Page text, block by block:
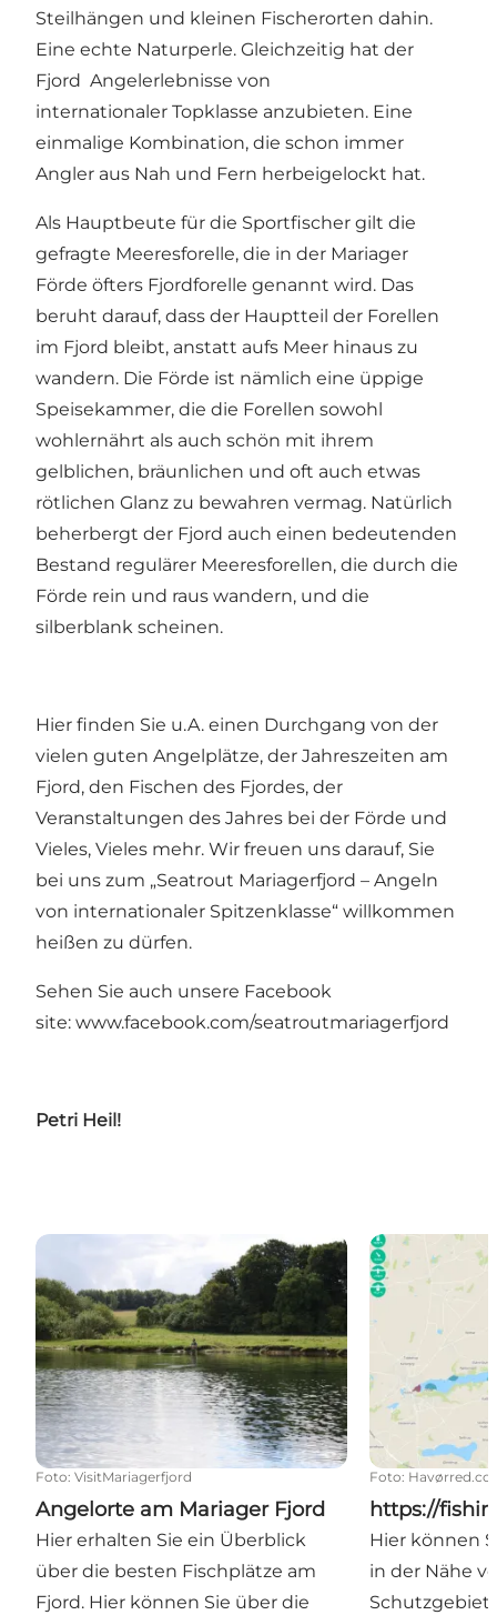
Steilhängen und kleinen Fischerorten dahin.
Eine echte Naturperle. Gleichzeitig hat der
Fjord Angelerlebnisse von
internationaler Topklasse anzubieten. Eine
einmalige Kombination, die schon immer
Angler aus Nah und Fern herbeigelockt hat.
Als Hauptbeute für die Sportfischer gilt die
gefragte Meeresforelle, die in der Mariager
Förde öfters Fjordforelle genannt wird. Das
beruht darauf, dass der Hauptteil der Forellen
im Fjord bleibt, anstatt aufs Meer hinaus zu
wandern. Die Förde ist nämlich eine üppige
Speisekammer, die die Forellen sowohl
wohlernährt als auch schön mit ihrem
gelblichen, bräunlichen und oft auch etwas
rötlichen Glanz zu bewahren vermag. Natürlich
beherbergt der Fjord auch einen bedeutenden
Bestand regulärer Meeresforellen, die durch die
Förde rein und raus wandern, und die
silberblank scheinen.
Hier finden Sie u.A. einen Durchgang von der
vielen guten Angelplätze, der Jahreszeiten am
Fjord, den Fischen des Fjordes, der
Veranstaltungen des Jahres bei der Förde und
Vieles, Vieles mehr. Wir freuen uns darauf, Sie
bei uns zum „Seatrout Mariagerfjord – Angeln
von internationaler Spitzenklasse“ willkommen
heißen zu dürfen.
Sehen Sie auch unsere Facebook
site: www.facebook.com/seatroutmariagerfjord
Petri Heil!
Angelorte am Mariager Fjord
Foto: VisitMariagerfjord
Angelorte am Mariager Fjord
Hier erhalten Sie ein Überblick
über die besten Fischplätze am
Fjord. Hier können Sie über die
https://
Foto:
https://
Hier können
in der Nähe
Schutzgebiet